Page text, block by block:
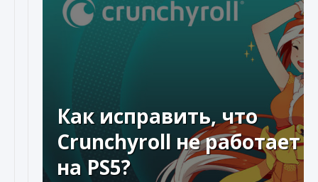
Как исправить, что
Crunchyroll не работает
на PS5?